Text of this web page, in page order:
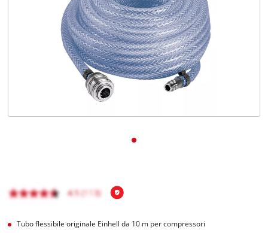
Tubo flessibile originale Einhell da 10 m per compressori